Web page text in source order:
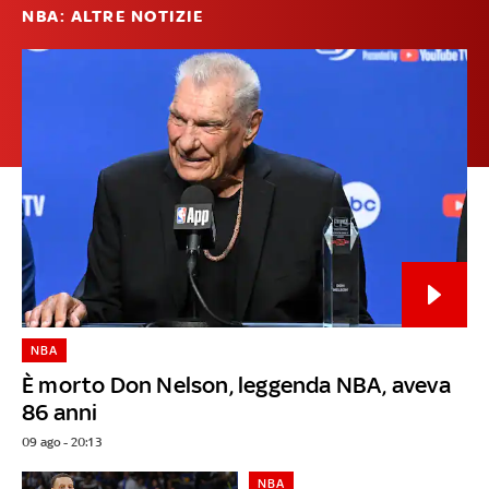
NBA: ALTRE NOTIZIE
È morto Don Nelson, leggenda NBA, aveva
86 anni
NBA
09 ago - 20:13
NBA